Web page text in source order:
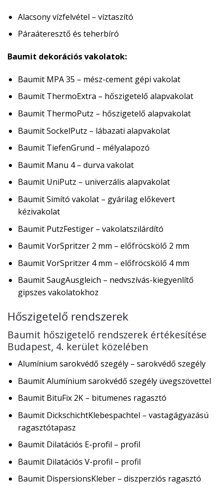
Alacsony vízfelvétel – víztaszító
Páraáteresztő és teherbíró
Baumit dekorációs vakolatok:
Baumit MPA 35 – mész-cement gépi vakolat
Baumit ThermoExtra – hőszigetelő alapvakolat
Baumit ThermoPutz – hőszigetelő alapvakolat
Baumit SockelPutz – lábazati alapvakolat
Baumit TiefenGrund – mélyalapozó
Baumit Manu 4 – durva vakolat
Baumit UniPutz – univerzális alapvakolat
Baumit Simító vakolat – gyárilag előkevert
kézivakolat
Baumit PutzFestiger – vakolatszilárdító
Baumit VorSpritzer 2 mm – előfröcskölő 2 mm
Baumit VorSpritzer 4 mm – előfröcskölő 4 mm
Baumit SaugAusgleich – nedvszívás-kiegyenlítő
gipszes vakolatokhoz
Hőszigetelő rendszerek
Baumit hőszigetelő rendszerek értékesítése
Budapest, 4. kerület közelében
Alumínium sarokvédő szegély – sarokvédő szegély
Baumit Alumínium sarokvédő szegély üvegszövettel
Baumit BituFix 2K – bitumenes ragasztó
Baumit DickschichtKlebespachtel – vastagágyazású
ragasztótapasz
Baumit Dilatációs E-profil – profil
Baumit Dilatációs V-profil – profil
Baumit DispersionsKleber – diszperziós ragasztó